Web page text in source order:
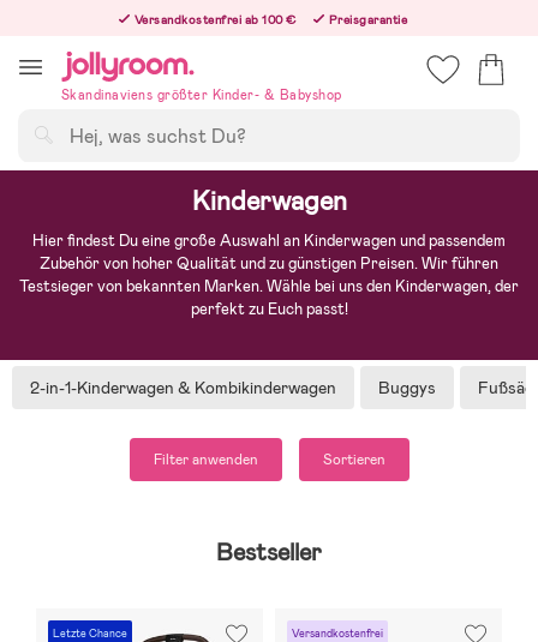
innehållet
Versandkostenfrei ab 100 €
Preisgarantie
Bestelle jetzt – wir versenden noch am selben Werktag!
Skandinaviens größter Kinder- & Babyshop
Kinderwagen
Hier findest Du eine große Auswahl an Kinderwagen und passendem
Zubehör von hoher Qualität und zu günstigen Preisen. Wir führen
Testsieger von bekannten Marken. Wähle bei uns den Kinderwagen, der
perfekt zu Euch passt!
2-in-1-Kinderwagen & Kombikinderwagen Buggys
Filter anwenden Sortieren
Bestseller
Letzte Chance Versandkostenfrei